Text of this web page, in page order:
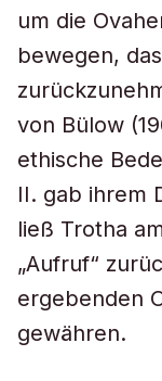
um die
bewegen,
von Bülow
ethische
II. gab ihrem
ließ Trotha
„Aufruf“
ergebenden
gewähren.